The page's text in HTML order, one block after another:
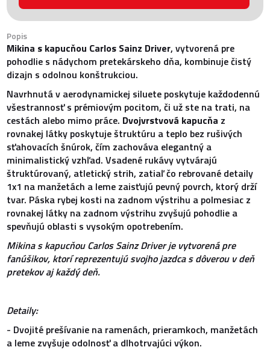
Popis
Mikina s kapucňou Carlos Sainz Driver, vytvorená pre
pohodlie s nádychom pretekárskeho dňa, kombinuje čistý
dizajn s odolnou konštrukciou.
Navrhnutá v aerodynamickej siluete poskytuje každodennú
všestrannosť s prémiovým pocitom, či už ste na trati, na
cestách alebo mimo práce. Dvojvrstvová kapucňa z
rovnakej látky poskytuje štruktúru a teplo bez rušivých
sťahovacích šnúrok, čím zachováva elegantný a
minimalistický vzhľad. Vsadené rukávy vytvárajú
štruktúrovaný, atletický strih, zatiaľ čo rebrované detaily
1x1 na manžetách a leme zaisťujú pevný povrch, ktorý drží
tvar. Páska rybej kosti na zadnom výstrihu a polmesiac z
rovnakej látky na zadnom výstrihu zvyšujú pohodlie a
spevňujú oblasti s vysokým opotrebením.
Mikina s kapucňou Carlos Sainz Driver je vytvorená pre
fanúšikov, ktorí reprezentujú svojho jazdca s dôverou v deň
pretekov aj každý deň.
Detaily:
- Dvojité prešívanie na ramenách, prieramkoch, manžetách
a leme zvyšuje odolnosť a dlhotrvajúci výkon.